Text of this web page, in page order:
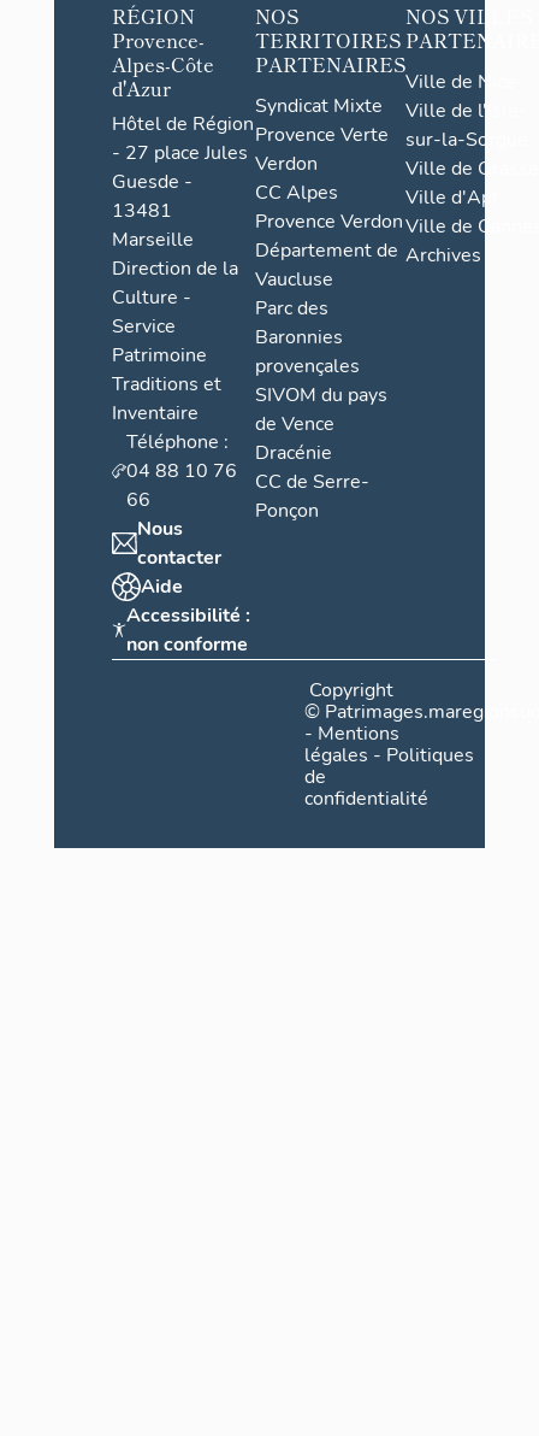
RÉGION
Provence-
Alpes-Côte
d'Azur
Hôtel de Région
- 27 place Jules
Guesde -
13481
Marseille
Direction de la
Culture -
Service
Patrimoine
Traditions et
Inventaire
Téléphone :
04 88 10 76
66
Nous
contacter
Aide
Accessibilité :
non conforme
NOS
TERRITOIRES
PARTENAIRES
Syndicat Mixte
Provence Verte
Verdon
CC Alpes
Provence Verdon
Département de
Vaucluse
Parc des
Baronnies
provençales
SIVOM du pays
de Vence
Dracénie
CC de Serre-
Ponçon
NOS VILLES
Ville de Nice
Ville de l'Isle-
sur-la-Sorgue
Ville de Grasse
Ville d'Apt
Ville de
Archives
Copyright
©
- Mentions
légales - Politiques
de
confidentialité